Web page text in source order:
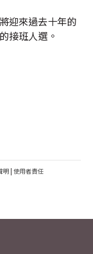
迎來過去十年的
接班人選。
明 | 使用者責任